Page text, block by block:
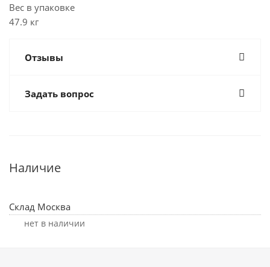
Вес в упаковке
47.9 кг
Отзывы
Задать вопрос
Наличие
Склад Москва
Нет в наличии